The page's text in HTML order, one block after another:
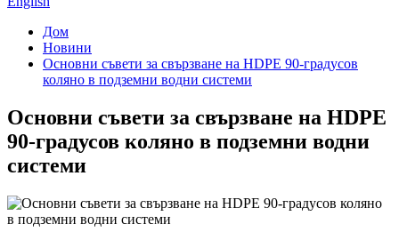
Дом
Новини
Основни съвети за свързване на HDPE 90-градусов
коляно в подземни водни системи
Основни съвети за свързване на HDPE
90-градусов коляно в подземни водни
системи